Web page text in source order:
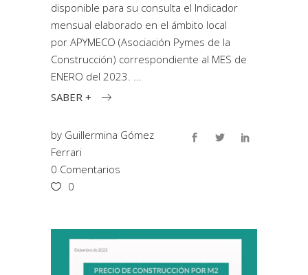
disponible para su consulta el Indicador
mensual elaborado en el ámbito local
por APYMECO (Asociación Pymes de la
Construcción) correspondiente al MES de
ENERO del 2023.
SABER +
by Guillermina Gómez
Ferrari
0 Comentarios
0